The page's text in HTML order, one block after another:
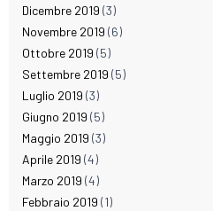
Dicembre 2019 (3)
Novembre 2019 (6)
Ottobre 2019 (5)
Settembre 2019 (5)
Luglio 2019 (3)
Giugno 2019 (5)
Maggio 2019 (3)
Aprile 2019 (4)
Marzo 2019 (4)
Febbraio 2019 (1)